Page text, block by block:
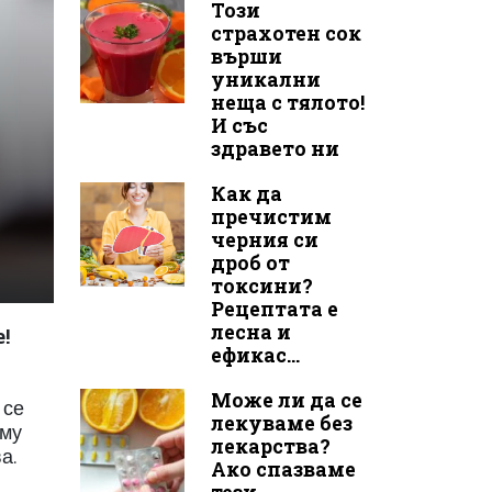
Този
страхотен сок
върши
уникални
неща с тялото!
И със
здравето ни
Как да
пречистим
черния си
дроб от
токсини?
Рецептата е
лесна и
ефикас...
Може ли да се
лекуваме без
лекарства?
Ако спазваме